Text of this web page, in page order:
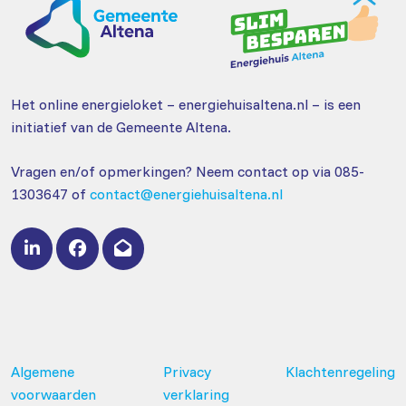
Het online energieloket – energiehuisaltena.nl – is een
initiatief van de Gemeente Altena.
Vragen en/of opmerkingen? Neem contact op via 085-
1303647 of contact@energiehuisaltena.nl
Algemene
voorwaarden
Privacy
verklaring
Klachtenregeling